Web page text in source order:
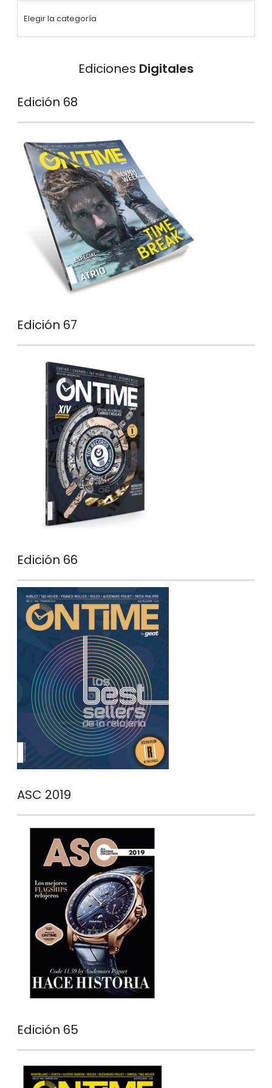
Ediciones Digitales
Edición 68
Edición 67
Edición 66
ASC 2019
Edición 65